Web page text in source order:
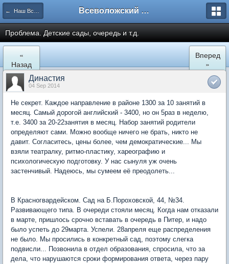
← Наш Всеволожск Всеволожский форум
Проблема. Детские сады, очередь и т.д.
«
Назад
Вперед
»
Династия
04 Sep 2014
Не секрет. Каждое направление в районе 1300 за 10 занятий в
месяц. Самый дорогой английский - 3400, но он 5раз в неделю,
т.е. 3400 за 20-22занятия в месяц. Набор занятий родители
определяют сами. Можно вообще ничего не брать, никто не
давит. Согласитесь, цены более, чем демократические... Мы
взяли театралку, ритмо-пластику, хареографию и
психологическую подготовку. У нас сынуля уж очень
застенчивый. Надеюсь, мы сумеем её преодолеть...
В Красногвардейском. Сад на Б.Пороховской, 44, №34.
Развивающего типа. В очереди стояли месяц. Когда нам отказали
в марте, пришлось срочно вставать в очередь в Питер, и надо
было успеть до 29марта. Успели. 28апреля еще распределения
не было. Мы просились в конкретный сад, поэтому слегка
подвисли... Позвонила в отдел образования, спросила, что за
дела, что нарушаются сроки формирования ответа, через пару